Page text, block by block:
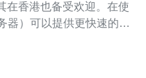
在香港也备受欢迎。在使
器）可以提供更快速的网
拟服务器资源，不受其